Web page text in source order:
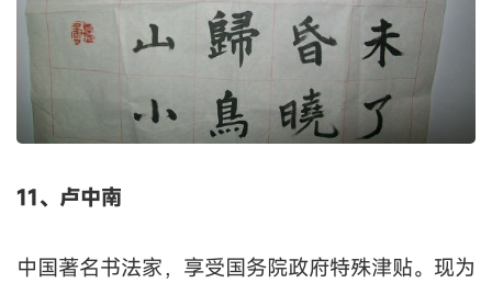
11、卢中南
中国著名书法家，享受国务院政府特殊津贴。现为